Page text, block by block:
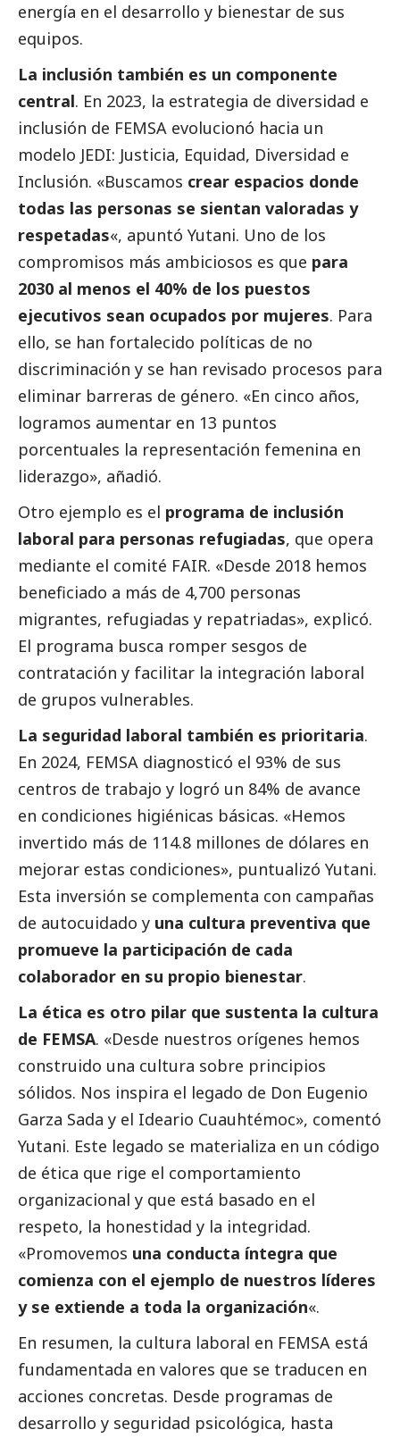
energía en el desarrollo y bienestar de sus
equipos.
La inclusión también es un componente
central. En 2023, la estrategia de diversidad e
inclusión de FEMSA evolucionó hacia un
modelo JEDI: Justicia, Equidad, Diversidad e
Inclusión. «Buscamos crear espacios donde
todas las personas se sientan valoradas y
respetadas«, apuntó Yutani. Uno de los
compromisos más ambiciosos es que para
2030 al menos el 40% de los puestos
ejecutivos sean ocupados por mujeres. Para
ello, se han fortalecido políticas de no
discriminación y se han revisado procesos para
eliminar barreras de género. «En cinco años,
logramos aumentar en 13 puntos
porcentuales la representación femenina en
liderazgo», añadió.
Otro ejemplo es el programa de inclusión
laboral para personas refugiadas, que opera
mediante el comité FAIR. «Desde 2018 hemos
beneficiado a más de 4,700 personas
migrantes, refugiadas y repatriadas», explicó.
El programa busca romper sesgos de
contratación y facilitar la integración laboral
de grupos vulnerables.
La seguridad laboral también es prioritaria.
En 2024, FEMSA diagnosticó el 93% de sus
centros de trabajo y logró un 84% de avance
en condiciones higiénicas básicas. «Hemos
invertido más de 114.8 millones de dólares en
mejorar estas condiciones», puntualizó Yutani.
Esta inversión se complementa con campañas
de autocuidado y una cultura preventiva que
promueve la participación de cada
colaborador en su propio bienestar.
La ética es otro pilar que sustenta la cultura
de FEMSA. «Desde nuestros orígenes hemos
construido una cultura sobre principios
sólidos. Nos inspira el legado de Don Eugenio
Garza Sada y el Ideario Cuauhtémoc», comentó
Yutani. Este legado se materializa en un código
de ética que rige el comportamiento
organizacional y que está basado en el
respeto, la honestidad y la integridad.
«Promovemos una conducta íntegra que
comienza con el ejemplo de nuestros líderes
y se extiende a toda la organización«.
En resumen, la cultura laboral en FEMSA está
fundamentada en valores que se traducen en
acciones concretas. Desde programas de
desarrollo y seguridad psicológica, hasta